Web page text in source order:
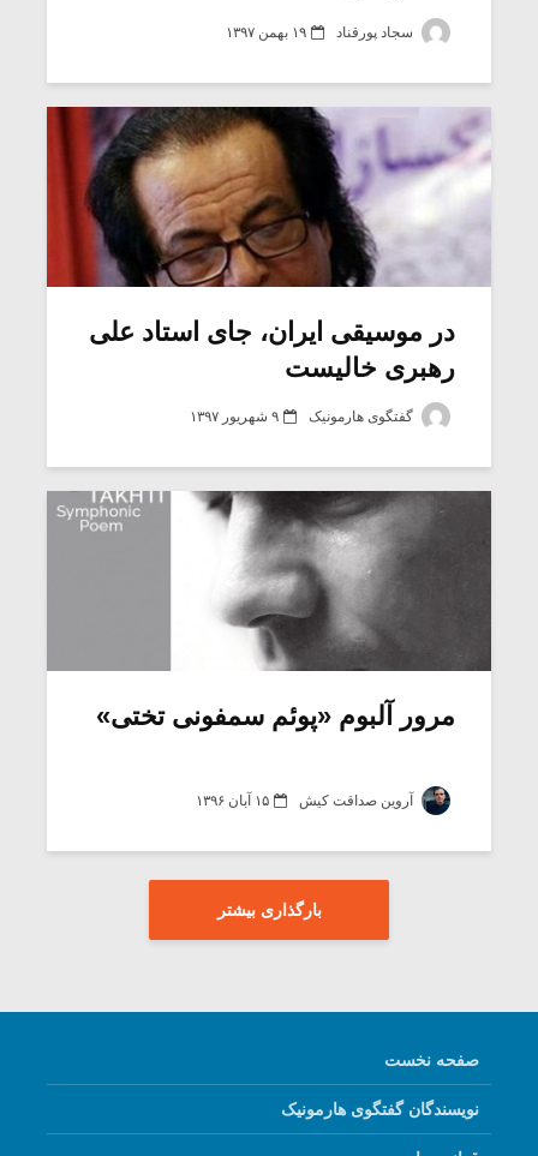
سجاد پورقناد ۱۹ بهمن ۱۳۹۷
در موسیقی ایران، جای استاد علی
رهبری خالیست
گفتگوی هارمونیک ۹ شهریور ۱۳۹۷
مرور آلبوم «پوئم سمفونی تختی»
آروین صداقت کیش ۱۵ آبان ۱۳۹۶
بارگذاری بیشتر
صفحه نخست
نویسندگان گفتگوی هارمونیک